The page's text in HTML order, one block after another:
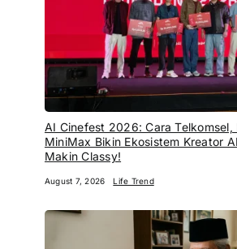
AI Cinefest 2026: Cara Telkomsel,
MiniMax Bikin Ekosistem Kreator
Makin Classy!
August 7, 2026 Life Trend